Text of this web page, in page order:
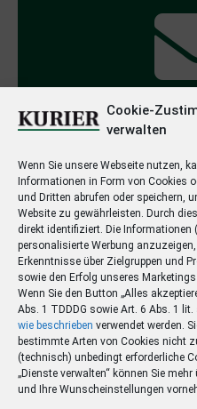
Cookie-
verwalten
Wenn Sie unsere Webseite nutzen,
Informationen in Form von Cookies
und Dritten abrufen oder speichern,
Website zu gewährleisten. Durch
direkt identifiziert. Die Informationen
personalisierte Werbung
Erkenntnisse über Zielgruppen und
sowie den Erfolg unseres
Wenn Sie den Button „Alles
Abs. 1 TDDDG sowie Art. 6 Abs. 1
wie beschrieben verwendet werden.
bestimmte Arten von Cookies nicht
(technisch) unbedingt erforderliche
„Dienste verwalten“ können Sie
und Ihre Wunscheinstellungen